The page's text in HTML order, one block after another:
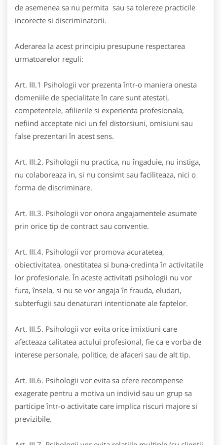
de asemenea sa nu permita sau sa tolereze practicile
incorecte si discriminatorii.
Aderarea la acest principiu presupune respectarea
urmatoarelor reguli:
Art. III.1 Psihologii vor prezenta într-o maniera onesta
domeniile de specialitate în care sunt atestati,
competentele, afilierile si experienta profesionala,
nefiind acceptate nici un fel distorsiuni, omisiuni sau
false prezentari în acest sens.
Art. III.2. Psihologii nu practica, nu îngaduie, nu instiga,
nu colaboreaza in, si nu consimt sau faciliteaza, nici o
forma de discriminare.
Art. III.3. Psihologii vor onora angajamentele asumate
prin orice tip de contract sau conventie.
Art. III.4. Psihologii vor promova acuratetea,
obiectivitatea, onestitatea si buna-credinta în activitatile
lor profesionale. În aceste activitati psihologii nu vor
fura, însela, si nu se vor angaja în frauda, eludari,
subterfugii sau denaturari intentionate ale faptelor.
Art. III.5. Psihologii vor evita orice imixtiuni care
afecteaza calitatea actului profesional, fie ca e vorba de
interese personale, politice, de afaceri sau de alt tip.
Art. III.6. Psihologii vor evita sa ofere recompense
exagerate pentru a motiva un individ sau un grup sa
participe într-o activitate care implica riscuri majore si
previzibile.